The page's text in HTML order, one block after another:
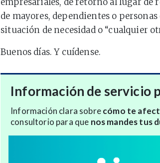
de mayores, dependientes o
situación de necesidad o “cualquier
Buenos días. Y cuídense.
Información de servicio
Información clara sobrecómo te
consultorio para que nos mandes tus